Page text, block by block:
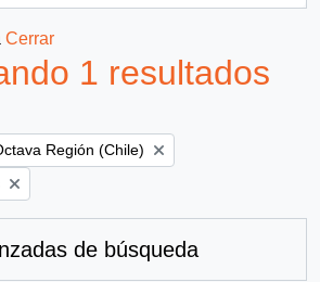
Cerrar
1 resultados
filter:
Región (Chile)
de búsqueda